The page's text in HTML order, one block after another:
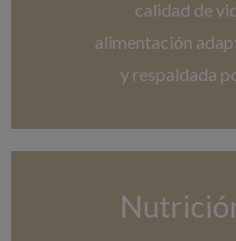
calidad de
alimentación
y respaldada